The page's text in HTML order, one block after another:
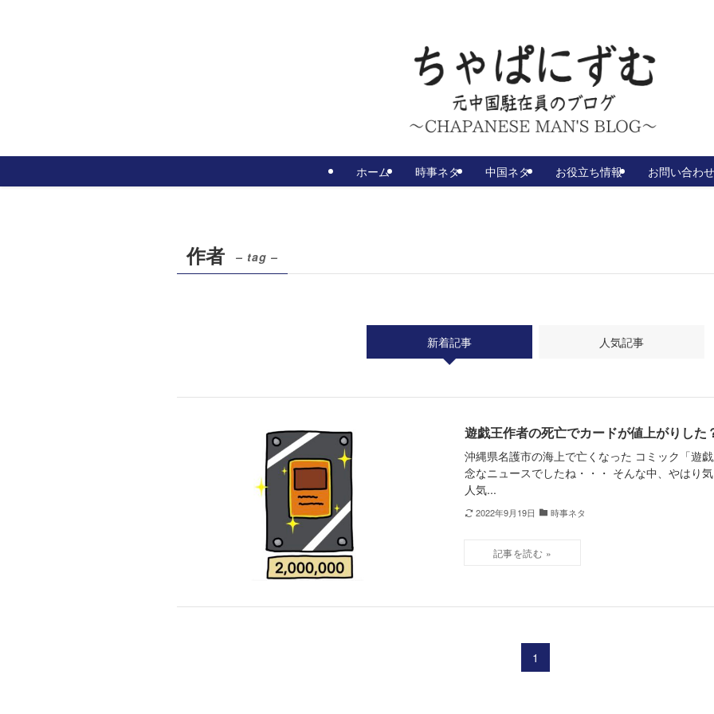
ホーム 時事ネタ 中国ネタ お役立ち情報 お問い合わせ
作者 – tag –
新着記事 人気記事
遊戯王作者の死亡でカードが値上がりし
沖縄県名護市の海上で亡くなった コミック「遊
念なニュースでしたね・・・ そんな中、やはり
人気...
2022年9月19日 時事ネタ
1